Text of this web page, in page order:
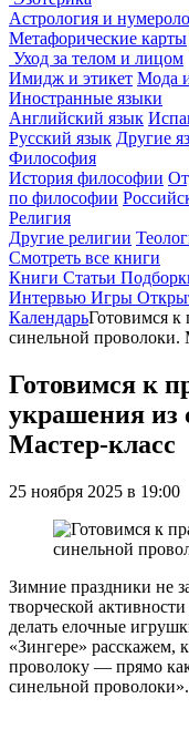
Астрология и
Метафорические карты
Уход за телом и лицом
Имидж и этикет Мода
Иностранные языки
Английский язык
Русский язык Другие
Философия
История философии
по философии
Религия
Другие религии
Смотреть все книги
Книги Статьи
Интервью Игры
КалендарьГотовимся к
синельной проволоки.
Готовимся к
украшения из
Мастер-класс
25 ноября 2025 в 19:00
Зимние праздники не
творческой
делать елочные
«Зингере» расскажем,
проволоку — прямо
синельной проволоки».